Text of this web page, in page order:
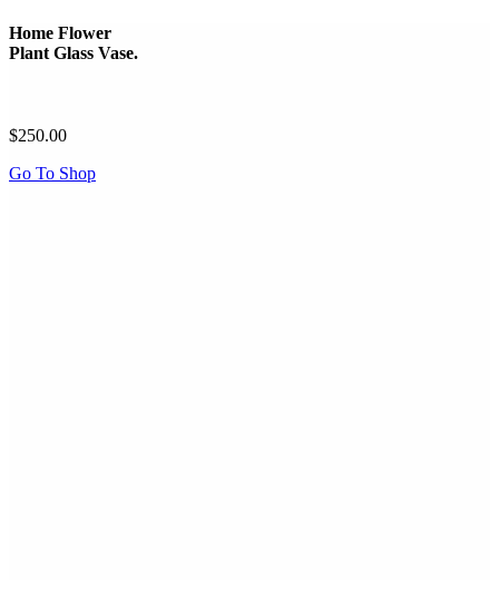
Home Flower
Plant Glass Vase.
$250.00
Go To Shop